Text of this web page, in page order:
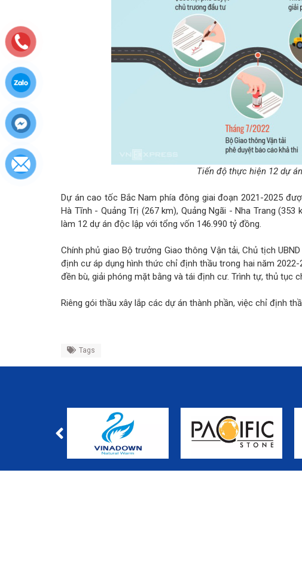
Tiến độ thực hiện 12 dự
Dự án cao tốc Bắc Nam phía đông giai đoạn 2021-2025
Hà Tĩnh - Quảng Trị (267 km), Quảng Ngãi - Nha Trang
làm 12 dự án độc lập với tổng vốn 146.990 tỷ đồng.
Chính phủ giao Bộ trưởng Giao thông Vận tải, Chủ tịch
định cư áp dụng hình thức chỉ định thầu trong hai năm
đền bù, giải phóng mặt bằng và tái định cư. Trình tự, thủ tục
Riêng gói thầu xây lắp các dự án thành phần, việc chỉ định
Tags